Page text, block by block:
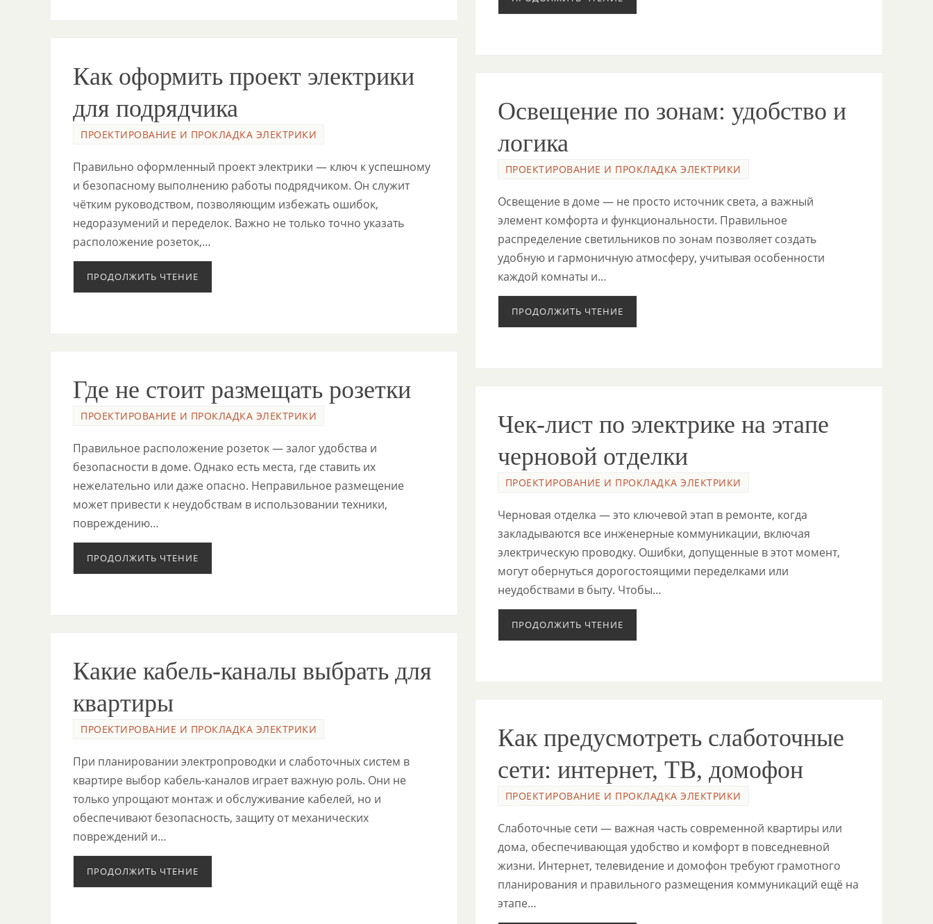
Как оформить проект электрики
для подрядчика
ПРОЕКТИРОВАНИЕ И ПРОКЛАДКА ЭЛЕКТРИКИ
Правильно оформленный проект электрики — ключ к успешному
и безопасному выполнению работы подрядчиком. Он служит
чётким руководством, позволяющим избежать ошибок,
недоразумений и переделок. Важно не только точно указать
расположение розеток,…
ПРОДОЛЖИТЬ ЧТЕНИЕ
Освещение по зонам: удобство и
логика
ПРОЕКТИРОВАНИЕ И ПРОКЛАДКА ЭЛЕКТРИКИ
Освещение в доме — не просто источник света, а важный
элемент комфорта и функциональности. Правильное
распределение светильников по зонам позволяет создать
удобную и гармоничную атмосферу, учитывая особенности
каждой комнаты и…
ПРОДОЛЖИТЬ ЧТЕНИЕ
Где не стоит размещать розетки
ПРОЕКТИРОВАНИЕ И ПРОКЛАДКА ЭЛЕКТРИКИ
Правильное расположение розеток — залог удобства и
безопасности в доме. Однако есть места, где ставить их
нежелательно или даже опасно. Неправильное размещение
может привести к неудобствам в использовании техники,
повреждению…
ПРОДОЛЖИТЬ ЧТЕНИЕ
Чек-лист по электрике на этапе
черновой отделки
ПРОЕКТИРОВАНИЕ И ПРОКЛАДКА ЭЛЕКТРИКИ
Черновая отделка — это ключевой этап в ремонте, когда
закладываются все инженерные коммуникации, включая
электрическую проводку. Ошибки, допущенные в этот момент,
могут обернуться дорогостоящими переделками или
неудобствами в быту. Чтобы…
ПРОДОЛЖИТЬ ЧТЕНИЕ
Какие кабель-каналы выбрать для
квартиры
ПРОЕКТИРОВАНИЕ И ПРОКЛАДКА ЭЛЕКТРИКИ
При планировании электропроводки и слаботочных систем в
квартире выбор кабель-каналов играет важную роль. Они не
только упрощают монтаж и обслуживание кабелей, но и
обеспечивают безопасность, защиту от механических
повреждений и…
ПРОДОЛЖИТЬ ЧТЕНИЕ
Как предусмотреть слаботочные
сети: интернет, ТВ, домофон
ПРОЕКТИРОВАНИЕ И ПРОКЛАДКА ЭЛЕКТРИКИ
Слаботочные сети — важная часть современной квартиры или
дома, обеспечивающая удобство и комфорт в повседневной
жизни. Интернет, телевидение и домофон требуют грамотного
планирования и правильного размещения коммуникаций ещё на
этапе…